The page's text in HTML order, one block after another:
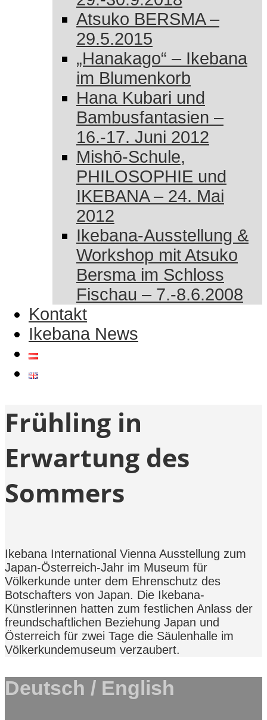
Atsuko BERSMA –
29.5.2015
„Hanakago“ – Ikebana
im Blumenkorb
Hana Kubari und
Bambusfantasien –
16.-17. Juni 2012
Mishō-Schule,
PHILOSOPHIE und
IKEBANA – 24. Mai
2012
Ikebana-Ausstellung &
Workshop mit Atsuko
Bersma im Schloss
Fischau – 7.-8.6.2008
Kontakt
Ikebana News
Frühling in
Erwartung des
Sommers
Ikebana International Vienna Ausstellung zum
Japan-Österreich-Jahr im Museum für
Völkerkunde unter dem Ehrenschutz des
Botschafters von Japan. Die Ikebana-
Künstlerinnen hatten zum festlichen Anlass der
freundschaftlichen Beziehung Japan und
Österreich für zwei Tage die Säulenhalle im
Völkerkundemuseum verzaubert.
Deutsch / English